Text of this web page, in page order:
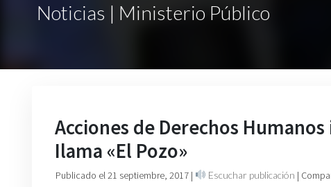
Noticias | Ministerio Público
Acciones de Derechos
Ilama «El Pozo»
Publicado el 21 septiembre, 2017 | Escuchar publicación |